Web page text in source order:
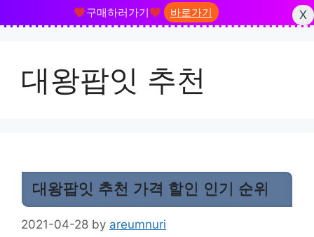
구매하러가기 바로가기
X
content대왕팝잇 추천
대왕팝잇 추천 가격 할인 인기 순위
2021-04-28 by areumnuri